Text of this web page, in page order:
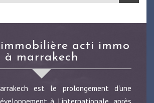
à marrakech
est le prolongement d'une
à l'internationale, après